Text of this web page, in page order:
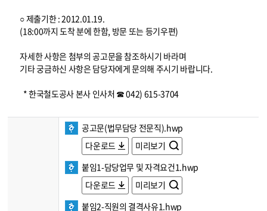
○ 제출기한 : 2012.01.19.
(18:00까지 도착 분에 한함, 방문 또는 등기우편)
자세한 사항은 첨부의 공고문을 참조하시기 바라며
기타 궁금하신 사항은 담당자에게 문의해 주시기 바랍니다.
* 한국철도공사 본사 인사처 ☎ 042) 615-3704
공고문(법무담당 전문직).hwp
다운로드
미리보기
붙임1-담당업무 및 자격요건1.hwp
다운로드
미리보기
붙임2-직원의 결격사유1.hwp